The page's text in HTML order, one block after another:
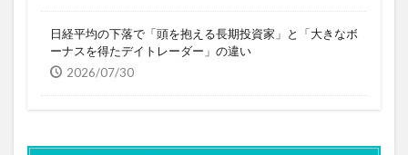
日経平均の下落で「頭を抱える長期投資家」と「大きなボ
ーナスを得たデイトレーダー」の違い
2026/07/30